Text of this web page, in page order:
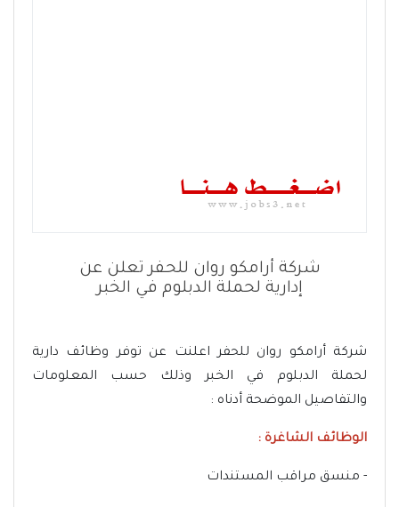
شركة أرامكو روان للحفر تعلن عن
إدارية لحملة الدبلوم في الخبر
شركة أرامكو روان للحفر اعلنت عن توفر وظائف دارية
لحملة الدبلوم في الخبر وذلك حسب المعلومات
والتفاصيل الموضحة أدناه :
الوظائف الشاغرة :
- منسق مراقب المستندات